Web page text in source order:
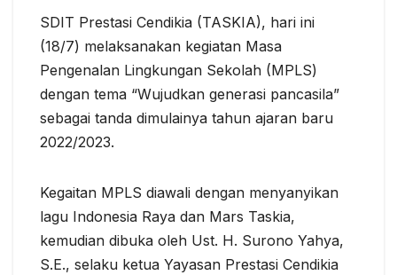
SDIT Prestasi Cendikia (TASKIA), hari ini
(18/7) melaksanakan kegiatan Masa
Pengenalan Lingkungan Sekolah (MPLS)
dengan tema “Wujudkan generasi pancasila”
sebagai tanda dimulainya tahun ajaran baru
2022/2023.
Kegaitan MPLS diawali dengan menyanyikan
lagu Indonesia Raya dan Mars Taskia,
kemudian dibuka oleh Ust. H. Surono Yahya,
S.E., selaku ketua Yayasan Prestasi Cendikia